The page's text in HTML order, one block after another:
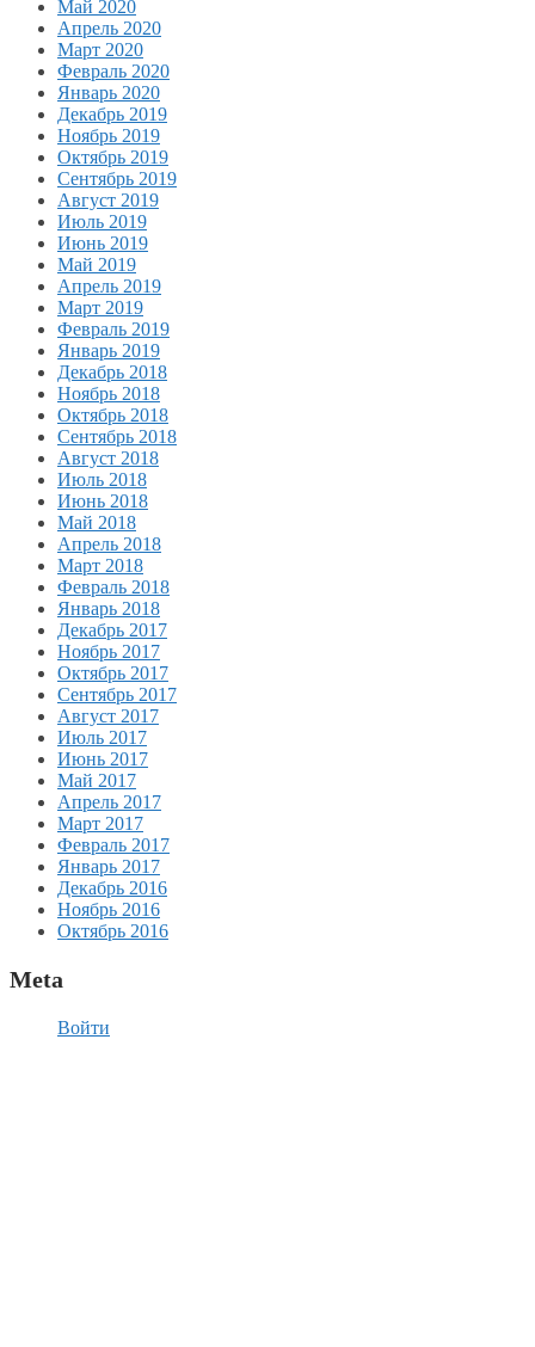
Май 2020
Апрель 2020
Март 2020
Февраль 2020
Январь 2020
Декабрь 2019
Ноябрь 2019
Октябрь 2019
Сентябрь 2019
Август 2019
Июль 2019
Июнь 2019
Май 2019
Апрель 2019
Март 2019
Февраль 2019
Январь 2019
Декабрь 2018
Ноябрь 2018
Октябрь 2018
Сентябрь 2018
Август 2018
Июль 2018
Июнь 2018
Май 2018
Апрель 2018
Март 2018
Февраль 2018
Январь 2018
Декабрь 2017
Ноябрь 2017
Октябрь 2017
Сентябрь 2017
Август 2017
Июль 2017
Июнь 2017
Май 2017
Апрель 2017
Март 2017
Февраль 2017
Январь 2017
Декабрь 2016
Ноябрь 2016
Октябрь 2016
Meta
Войти